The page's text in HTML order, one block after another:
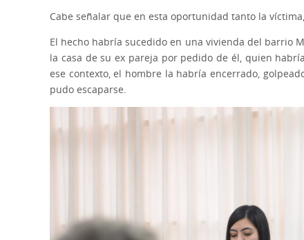
Cabe señalar que en esta oportunidad tanto la
El hecho habría sucedido en una vivienda del barrio
la casa de su ex pareja por pedido de él, quien
ese contexto, el hombre la habría encerrado,
pudo escaparse.